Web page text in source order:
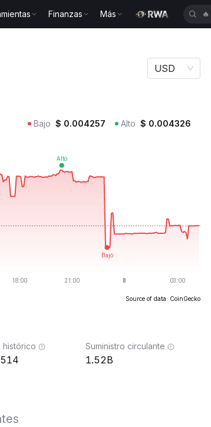
Finanzas Más 🔥
USD
Bajo $ 0.004257 Alto $ 0.004326
Source of data: CoinGecko
histórico Suministro circulante
1.52B